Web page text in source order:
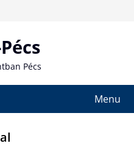
Pécs
Menu